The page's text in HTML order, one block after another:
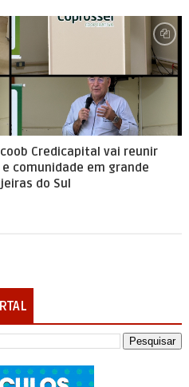
Credicapital vai reunir
comunidade em grande
do Sul